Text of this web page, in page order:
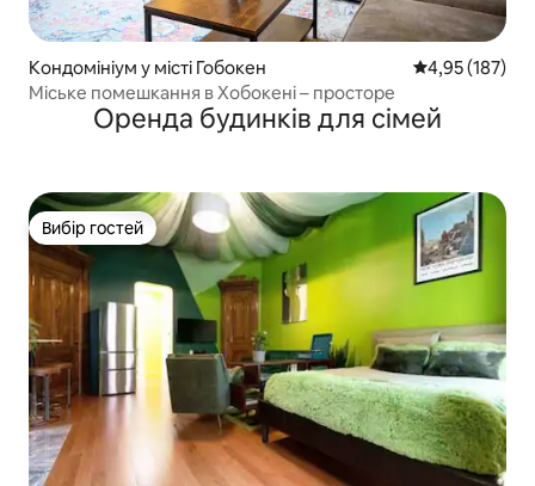
Кондомініум у місті Гобокен Середня
4,95 (187)
Міське помешкання в Хобокені – просторе
Оренда будинків для сімей
Вибір гостей
Вибір гостей